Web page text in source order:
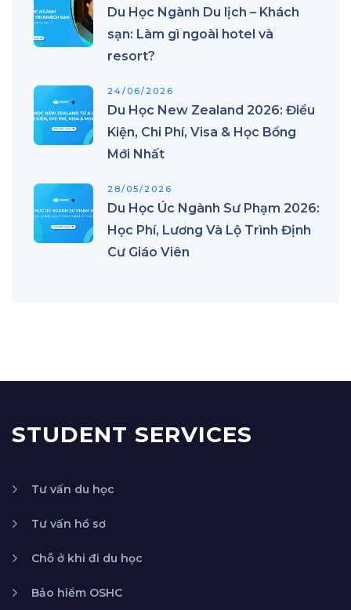
Du Học Ngành Du lịch – Khách
sạn: Làm gì ngoài hotel và
resort?
24/06/2026
Du Học New Zealand 2026: Điều
Kiện, Chi Phí, Visa & Học Bổng
Mới Nhất
28/05/2026
Du Học Úc Ngành Sư Phạm 2026:
Học Phí, Lương Và Lộ Trình Định
Cư Giáo Viên
STUDENT SERVICES
Tư vấn du học
Tư vấn hồ sơ
Chỗ ở khi đi du học
Bảo hiểm OSHC